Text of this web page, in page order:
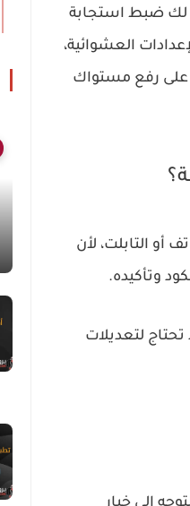
لك ضبط استجابة
العشوائية،
على رفع مستواك
التابلت، لأن
وتأكيده.
لتعديلات